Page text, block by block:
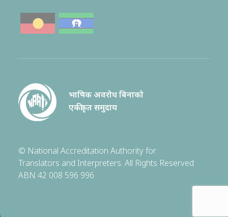
भाषिक अवरोध बिनाको
एकीकृत समुदाय
© National Accreditation Authority for
Translators and Interpreters. All Rights Reserved
ABN 42 008 596 996